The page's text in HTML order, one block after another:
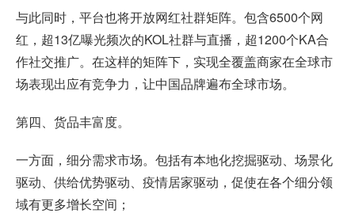
与此同时，平台也将开放网红社群矩阵。包含6500个网
红，超13亿曝光频次的KOL社群与直播，超1200个KA合
作社交推广。在这样的矩阵下，实现全覆盖商家在全球市
场表现出应有竞争力，让中国品牌遍布全球市场。
第四、货品丰富度。
一方面，细分需求市场。包括有本地化挖掘驱动、场景化
驱动、供给优势驱动、疫情居家驱动，促使在各个细分领
域有更多增长空间；